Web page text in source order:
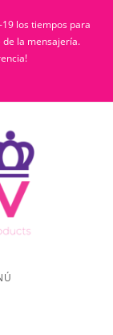
los tiempos para
la mensajería.